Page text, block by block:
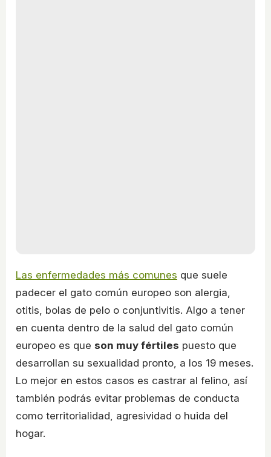
Las enfermedades más comunes que suele
padecer el gato común europeo son alergia,
otitis, bolas de pelo o conjuntivitis. Algo a tener
en cuenta dentro de la salud del gato común
europeo es que son muy fértiles puesto que
desarrollan su sexualidad pronto, a los 19 meses.
Lo mejor en estos casos es castrar al felino, así
también podrás evitar problemas de conducta
como territorialidad, agresividad o huida del
hogar.